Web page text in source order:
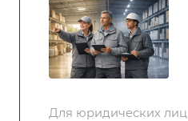
Для юридических лиц